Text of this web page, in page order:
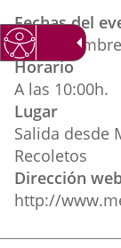
del
evento
Fechas del
20
septiembre
Horario
A las 10:00h.
Lugar
Salida desde
Recoletos
Dirección
http://